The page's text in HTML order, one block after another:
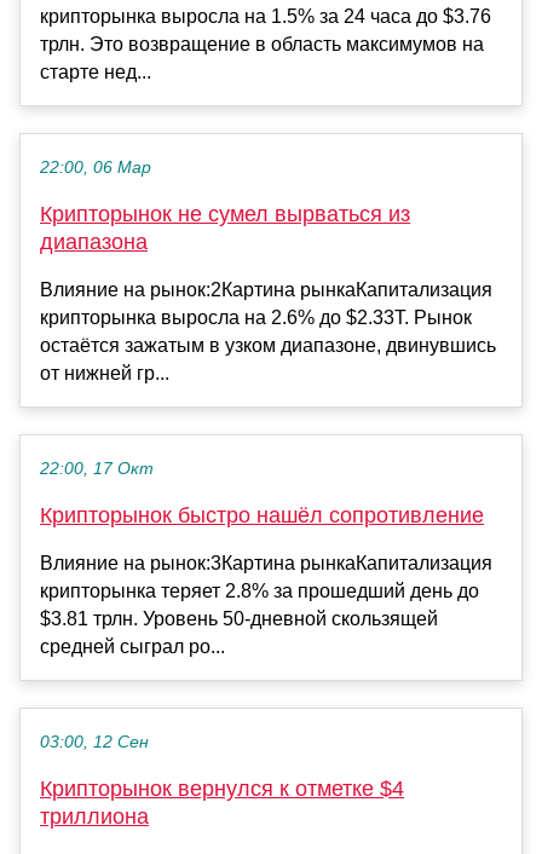
крипторынка выросла на 1.5% за 24 часа до $3.76
трлн. Это возвращение в область максимумов на
старте нед...
22:00, 06 Мар
Крипторынок не сумел вырваться из
диапазона
Влияние на рынок:2Картина рынкаКапитализация
крипторынка выросла на 2.6% до $2.33T. Рынок
остаётся зажатым в узком диапазоне, двинувшись
от нижней гр...
22:00, 17 Окт
Крипторынок быстро нашёл сопротивление
Влияние на рынок:3Картина рынкаКапитализация
крипторынка теряет 2.8% за прошедший день до
$3.81 трлн. Уровень 50-дневной скользящей
средней сыграл ро...
03:00, 12 Сен
Крипторынок вернулся к отметке $4
триллиона